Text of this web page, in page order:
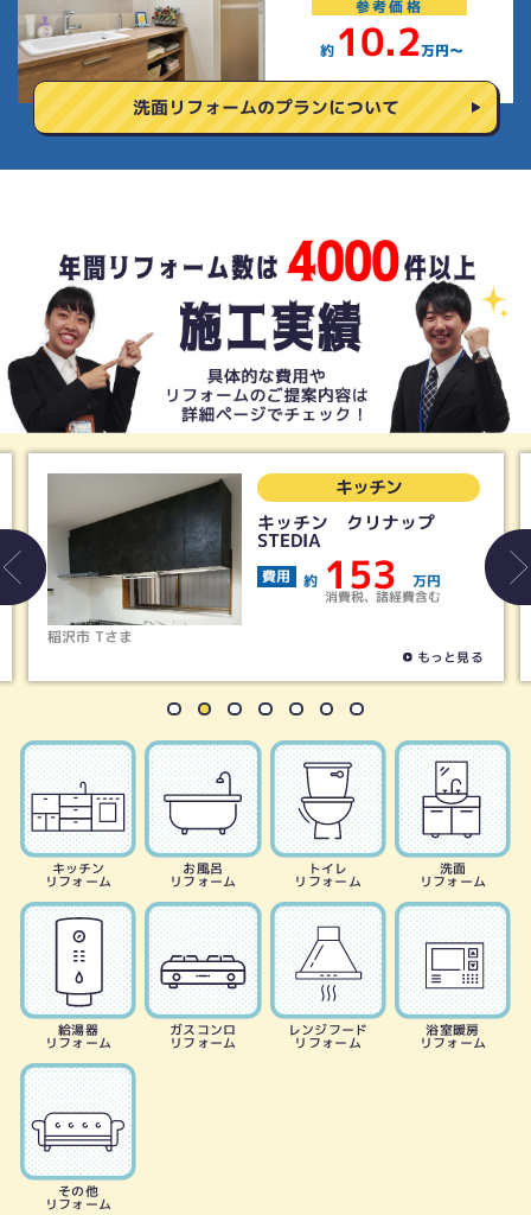
参考価格
約 10.2万円〜
洗面リフォームのプランについて
津島市 Aさま
トイレ
トイレ Panasonic アラ
ウーノLシリーズ
費用 約 40 万円
消費税、諸経費含む
もっと見る
キッチン
リフォーム
お風呂
リフォーム
トイレ
リフォーム
洗面
リフォーム
給湯器
リフォーム
ガスコンロ
リフォーム
レンジフード
リフォーム
浴室暖房
リフォーム
その他
リフォーム